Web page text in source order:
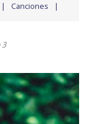
Canciones
3